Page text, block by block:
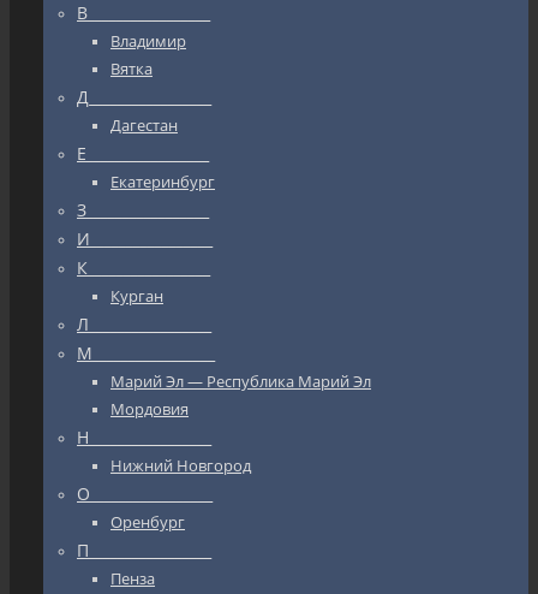
В_________________
Владимир
Вятка
Д_________________
Дагестан
Е_________________
Екатеринбург
З_________________
И_________________
К_________________
Курган
Л_________________
М_________________
Марий Эл — Республика Марий Эл
Мордовия
Н_________________
Нижний Новгород
О_________________
Оренбург
П_________________
Пенза